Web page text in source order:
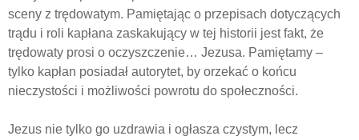
sceny z trędowatym. Pamiętając o przepisach dotyczących
trądu i roli kapłana zaskakujący w tej historii jest fakt, że
trędowaty prosi o oczyszczenie… Jezusa. Pamiętamy –
tylko kapłan posiadał autorytet, by orzekać o końcu
nieczystości i możliwości powrotu do społeczności.
Jezus nie tylko go uzdrawia i ogłasza czystym, lecz